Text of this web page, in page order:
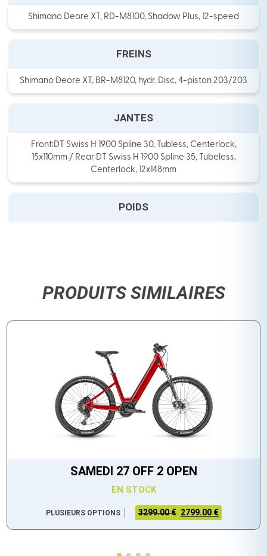
Shimano Deore XT, RD-M8100, Shadow Plus, 12-speed
FREINS
Shimano Deore XT, BR-M8120, hydr. Disc, 4-piston 203/203
JANTES
Front:DT Swiss H 1900 Spline 30, Tubless, Centerlock,
15x110mm / Rear:DT Swiss H 1900 Spline 35, Tubeless,
Centerlock, 12x148mm
POIDS
PRODUITS SIMILAIRES
SAMEDI 27 OFF 2 OPEN
EN STOCK
PLUSIEURS OPTIONS 3299.00 € 2799.00 €